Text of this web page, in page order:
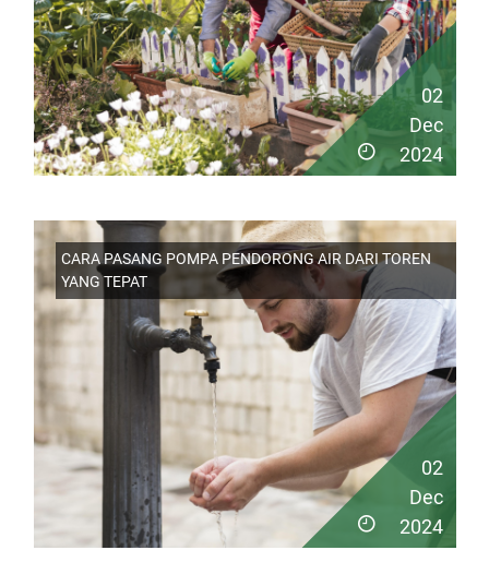
02
Dec
2024
CARA PASANG POMPA PENDORONG AIR DARI TOREN
YANG TEPAT
02
Dec
2024